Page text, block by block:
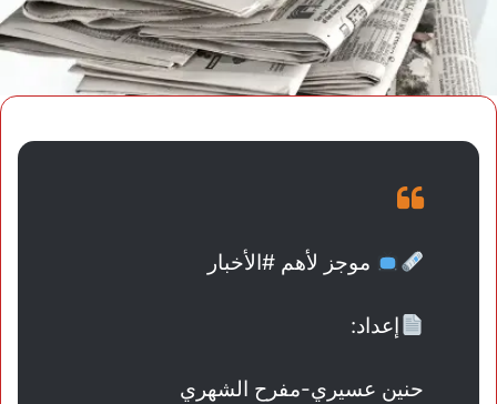
موجز لأهم ⁧‫#الأخبار‬⁩
‏إعداد:
حنين عسيري-مفرح الشهري